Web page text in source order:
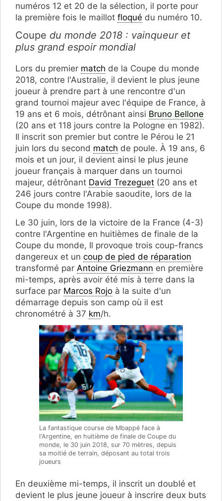
numéros 12 et 20 de la sélection, il porte pour
la première fois le maillot floqué du numéro 10.
Coupe du monde 2018 : vainqueur et
plus grand espoir mondial
Lors du premier match de la Coupe du monde
2018, contre l'Australie, il devient le plus jeune
joueur à prendre part à une rencontre d'un
grand tournoi majeur avec l'équipe de France, à
19 ans et 6 mois, détrônant ainsi Bruno Bellone
(20 ans et 118 jours contre la Pologne en 1982).
Il inscrit son premier but contre le Pérou le 21
juin lors du second match de poule. À 19 ans, 6
mois et un jour, il devient ainsi le plus jeune
joueur français à marquer dans un tournoi
majeur, détrônant David Trezeguet (20 ans et
246 jours contre l'Arabie saoudite, lors de la
Coupe du monde 1998).
Le 30 juin, lors de la victoire de la France (4-3)
contre l'Argentine en huitièmes de finale de la
Coupe du monde, Il provoque trois coup-francs
dangereux et un coup de pied de réparation
transformé par Antoine Griezmann en première
mi-temps, après avoir été mis à terre dans la
surface par Marcos Rojo à la suite d'un
démarrage depuis son camp où il est
chronométré à 37 km/h.
La fantastique course de Mbappé face à
l'Argentine, en huitième de finale de Coupe du
monde, le 30 juin 2018, sur 70 mètres, depuis
sa moitié de terrain, déposant au total trois
joueurs
En deuxième mi-temps, il inscrit un doublé et
devient le plus jeune joueur à inscrire deux buts